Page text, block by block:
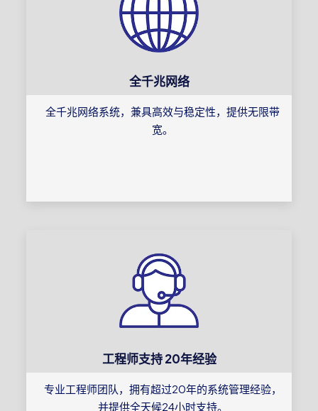
全千兆网络
全千兆网络系统，兼具高效与稳定性，提供无限带
宽。
工程师支持 20年经验
专业工程师团队，拥有超过20年的系统管理经验，
并提供全天候24小时支持。